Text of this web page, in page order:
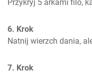
Przykryj 5 arkami filo,
6. Krok
Natnij wierzch dania,
7. Krok